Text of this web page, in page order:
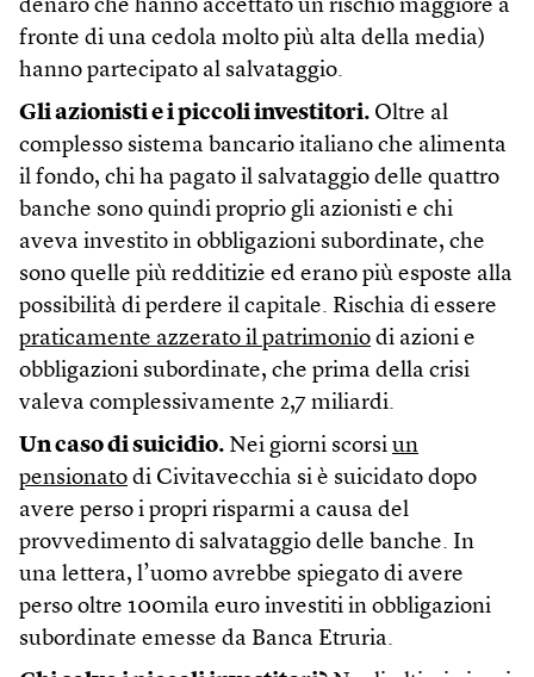
denaro che hanno accettato un rischio maggiore a
fronte di una cedola molto più alta della media)
hanno partecipato al salvataggio.
Gli azionisti e i piccoli investitori. Oltre al
complesso sistema bancario italiano che alimenta
il fondo, chi ha pagato il salvataggio delle quattro
banche sono quindi proprio gli azionisti e chi
aveva investito in obbligazioni subordinate, che
sono quelle più redditizie ed erano più esposte alla
possibilità di perdere il capitale. Rischia di essere
praticamente azzerato il patrimonio di azioni e
obbligazioni subordinate, che prima della crisi
valeva complessivamente 2,7 miliardi.
Un caso di suicidio. Nei giorni scorsi un
pensionato di Civitavecchia si è suicidato dopo
avere perso i propri risparmi a causa del
provvedimento di salvataggio delle banche. In
una lettera, l’uomo avrebbe spiegato di avere
perso oltre 100mila euro investiti in obbligazioni
subordinate emesse da Banca Etruria.